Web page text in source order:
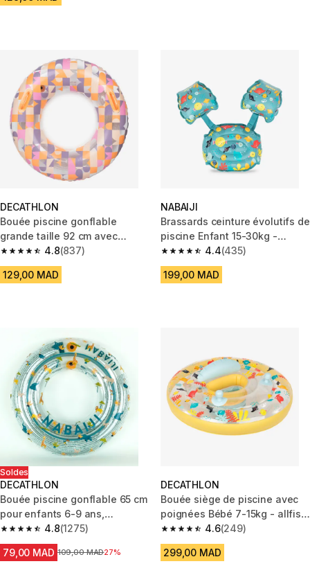
DECATHLON
Bouée piscine gonflable
grande taille 92 cm avec
poignée - Allpop transparent
4.8
4.8 out of 5 stars from 837 reviews
(837)
129,00 MAD
NABAIJI
Brassards ceinture évolutifs de
piscine Enfant 15-30kg -
Tiswim allfish bleu
4.4
4.4 out of 5 stars from 435
(435)
199,00 MAD
Soldes
DECATHLON
Bouée piscine gonflable 65 cm
pour enfants 6-9 ans,
transparente savane
4.8
4.8 out of 5 stars from 1275 reviews
(1275)
79,00 MAD Prix avant la réduction
109,00 MAD27%
DECATHLON
Bouée siège de piscine avec
poignées Bébé 7-15kg - allfish
jaune
4.6
4.6 out of 5 stars from 249
(249)
299,00 MAD